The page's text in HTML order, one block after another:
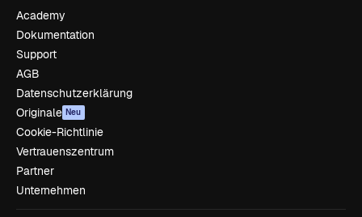
Academy
Dokumentation
Support
AGB
Datenschutzerklärung
Originale Neu
Cookie-Richtlinie
Vertrauenszentrum
Partner
Unternehmen